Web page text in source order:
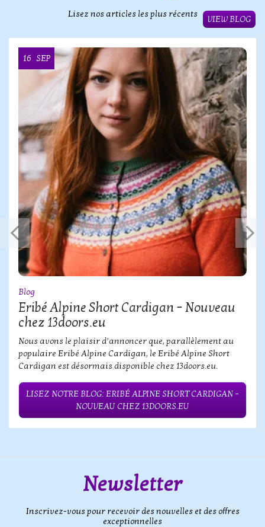
Lisez nos articles les plus récents
VIEW BLOG
16 SEP
Blog
Eribé Alpine Short Cardigan – Nouveau
chez 13doors.eu
Nous avons le plaisir d’annoncer que, parallèlement au
populaire Eribé Alpine Cardigan, le Eribé Alpine Short
Cardigan est désormais disponible chez 13doors.eu.
LISEZ NOTRE BLOG: ERIBÉ ALPINE SHORT CARDIGAN –
NOUVEAU CHEZ 13DOORS.EU
Newsletter
Inscrivez-vous pour recevoir des nouvelles et des offres
exceptionnelles